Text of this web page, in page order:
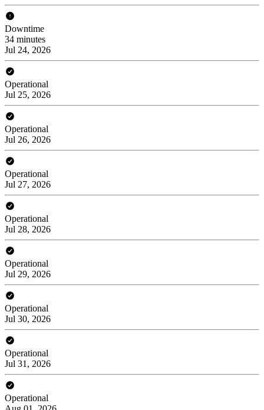
Downtime
34 minutes
Jul 24, 2026
Operational
Jul 25, 2026
Operational
Jul 26, 2026
Operational
Jul 27, 2026
Operational
Jul 28, 2026
Operational
Jul 29, 2026
Operational
Jul 30, 2026
Operational
Jul 31, 2026
Operational